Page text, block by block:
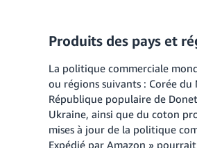
Produits des pays et
La politique commerciale
ou régions suivants : Corée
République populaire de
Ukraine, ainsi que du coton
mises à jour de la politique
Expédié par Amazon »